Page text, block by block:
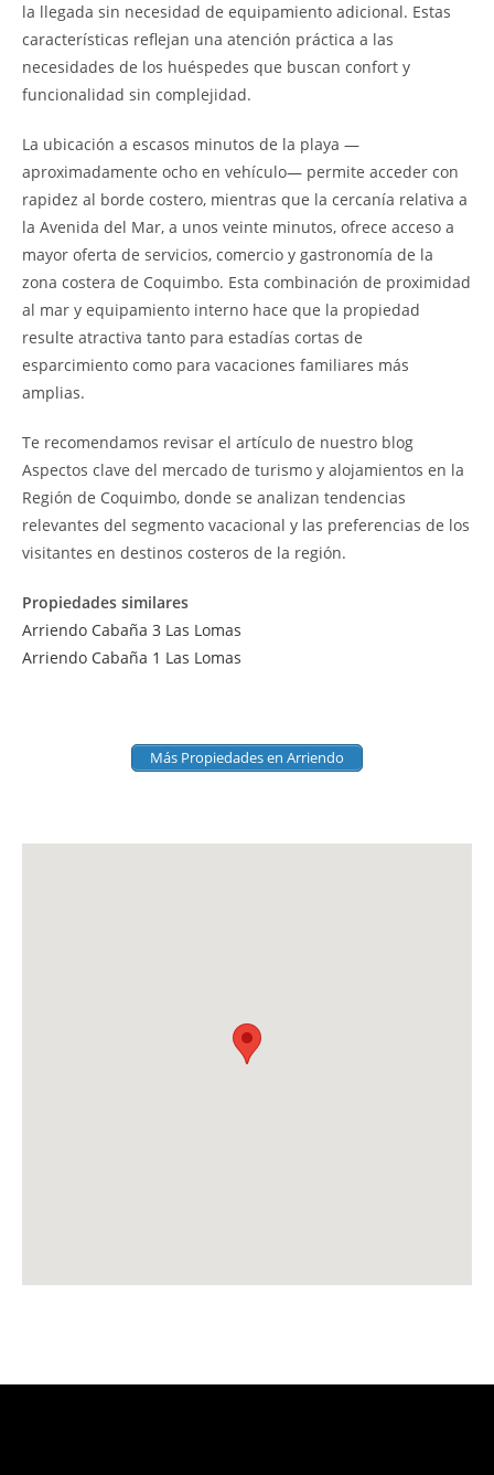
la llegada sin necesidad de equipamiento adicional. Estas
características reflejan una atención práctica a las
necesidades de los huéspedes que buscan confort y
funcionalidad sin complejidad.
La ubicación a escasos minutos de la playa —
aproximadamente ocho en vehículo— permite acceder con
rapidez al borde costero, mientras que la cercanía relativa a
la Avenida del Mar, a unos veinte minutos, ofrece acceso a
mayor oferta de servicios, comercio y gastronomía de la
zona costera de Coquimbo. Esta combinación de proximidad
al mar y equipamiento interno hace que la propiedad
resulte atractiva tanto para estadías cortas de
esparcimiento como para vacaciones familiares más
amplias.
Te recomendamos revisar el artículo de nuestro blog
Aspectos clave del mercado de turismo y alojamientos en la
Región de Coquimbo, donde se analizan tendencias
relevantes del segmento vacacional y las preferencias de los
visitantes en destinos costeros de la región.
Propiedades similares
Arriendo Cabaña 3 Las Lomas
Arriendo Cabaña 1 Las Lomas
Más Propiedades en Arriendo